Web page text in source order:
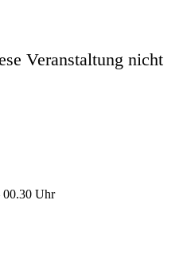
Veranstaltung nicht
00.30 Uhr